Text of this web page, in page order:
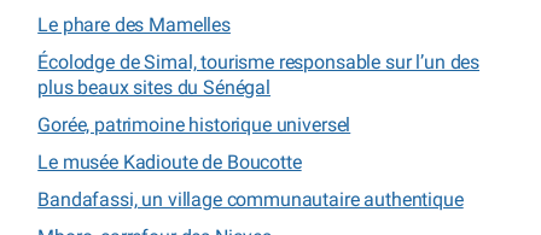
Le phare des Mamelles
Écolodge de Simal, tourisme responsable sur l’un des
plus beaux sites du Sénégal
Gorée, patrimoine historique universel
Le musée Kadioute de Boucotte
Bandafassi, un village communautaire authentique